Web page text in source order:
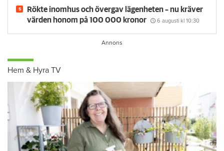
Rökte inomhus och övergav lägenheten – nu kräver
värden honom på 100 000 kronor
6 augusti kl 10:30
Hem & Hyra TV